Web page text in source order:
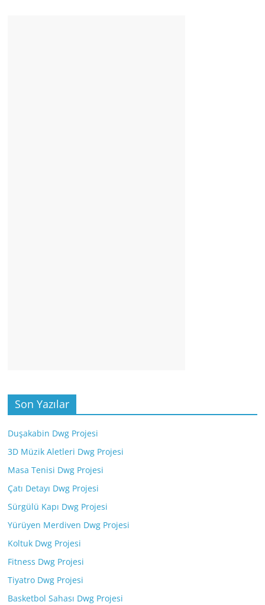
Son Yazılar
Duşakabin Dwg Projesi
3D Müzik Aletleri Dwg Projesi
Masa Tenisi Dwg Projesi
Çatı Detayı Dwg Projesi
Sürgülü Kapı Dwg Projesi
Yürüyen Merdiven Dwg Projesi
Koltuk Dwg Projesi
Fitness Dwg Projesi
Tiyatro Dwg Projesi
Basketbol Sahası Dwg Projesi